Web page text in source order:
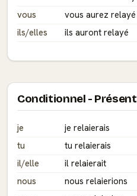
vous
vous aurez relayé
ils/elles
ils auront relayé
Conditionnel - Présent
je
je relaierais
tu
tu relaierais
il/elle
il relaierait
nous
nous relaierions